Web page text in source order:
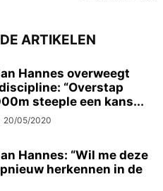
ARTIKELEN
Hannes overweegt
“Overstap
steeple een kans...
20/05/2020
Hannes: “Wil me deze
herkennen in de